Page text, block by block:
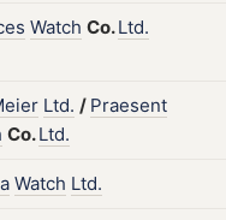
Watch Co.Ltd.
Ltd. / Praesent
Co.Ltd.
Watch Ltd.